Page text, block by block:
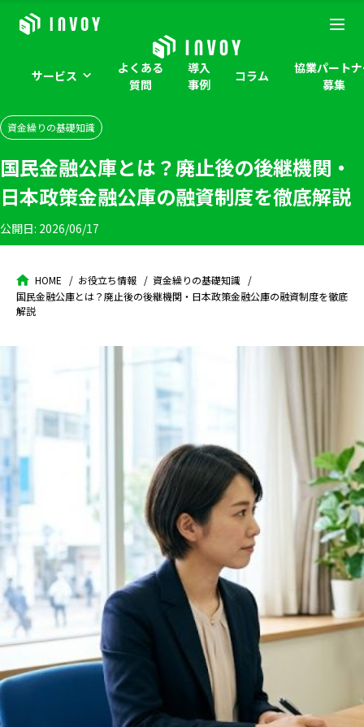
サービス
よくある
質問
導入
事例
コラム
協業パート
募集
資金繰りの基礎知識
国民金融公庫とは？廃止後の後継機関・
日本政策金融公庫の融資制度を徹底解説
公開日: 2026/06/17
HOME お役立ち情報
資金繰りの基礎知識
国民金融公庫とは？廃止後の後継機関・日本政策金融公庫の融資制度を徹底
解説